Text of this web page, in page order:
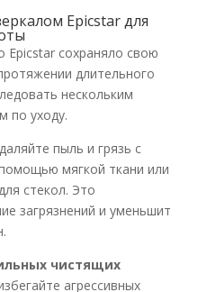
Epicstar для
Epicstar сохраняло свою
длительного
нескольким
по уходу.
пыль и грязь с
мягкой ткани или
стекол. Это
загрязнений и уменьшит
чистящих
агрессивных